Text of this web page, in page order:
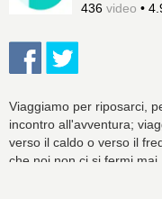
436 video •
Viaggiamo per riposarci,
incontro all'avventura;
verso il caldo o verso il
che noi non ci si fermi